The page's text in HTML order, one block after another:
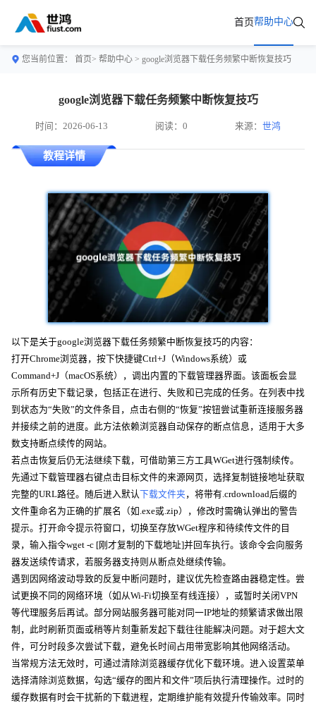
首页帮助中心
您当前位置： 首页> 帮助中心 > google浏览器下载任务频繁中断恢复技巧
google浏览器下载任务频繁中断恢复技巧
时间：2026-06-13 阅读：0 来源：世鸿
教程详情
以下是关于google浏览器下载任务频繁中断恢复技巧的内容：
打开Chrome浏览器，按下快捷键Ctrl+J（Windows系统）或
Command+J（macOS系统），调出内置的下载管理器界面。该面板会显
示所有历史下载记录，包括正在进行、失败和已完成的任务。在列表中找
到状态为“失败”的文件条目，点击右侧的“恢复”按钮尝试重新连接服务器
并接续之前的进度。此方法依赖浏览器自动保存的断点信息，适用于大多
数支持断点续传的网站。
若点击恢复后仍无法继续下载，可借助第三方工具WGet进行强制续传。
先通过下载管理器右键点击目标文件的来源网页，选择复制链接地址获取
完整的URL路径。随后进入默认下载文件夹 ，将带有.crdownload后缀的
文件重命名为正确的扩展名（如.exe或.zip），修改时需确认弹出的警告
提示。打开命令提示符窗口，切换至存放WGet程序和待续传文件的目
录，输入指令wget -c [刚才复制的下载地址]并回车执行。该命令会向服务
器发送续传请求，若服务器支持则从断点处继续传输。
遇到因网络波动导致的反复中断问题时，建议优先检查路由器稳定性。尝
试更换不同的网络环境（如从Wi-Fi切换至有线连接），或暂时关闭VPN
等代理服务后再试。部分网站服务器可能对同一IP地址的频繁请求做出限
制，此时刷新页面或稍等片刻重新发起下载往往能解决问题。对于超大文
件，可分时段多次尝试下载，避免长时间占用带宽影响其他网络活动。
当常规方法无效时，可通过清除浏览器缓存优化下载环境。进入设置菜单
选择清除浏览数据，勾选“缓存的图片和文件”项后执行清理操作。过时的
缓存数据有时会干扰新的下载进程，定期维护能有效提升传输效率。同时